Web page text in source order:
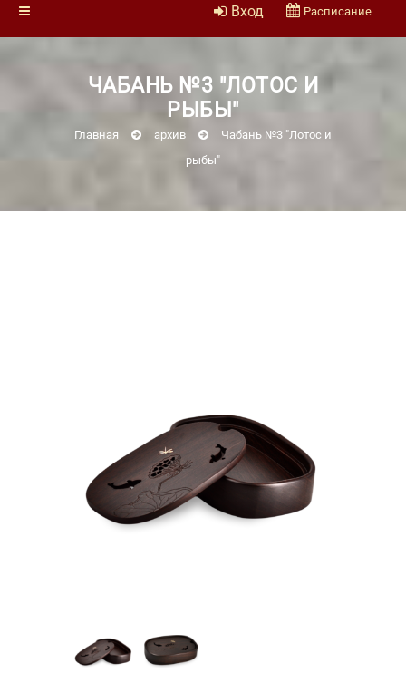
Вход Расписание
ЧАБАНЬ №3 "ЛОТОС И
РЫБЫ"
Главная архив
Чабань №3 "Лотос и
рыбы"